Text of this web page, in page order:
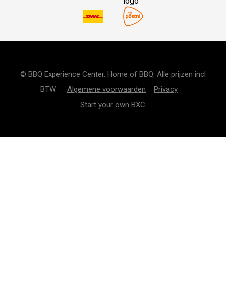
© BBQ Experience Center. Home of BBQ. Alle prijzen incl
BTW. Algemene voorwaarden
Privacy
Start your own BXC